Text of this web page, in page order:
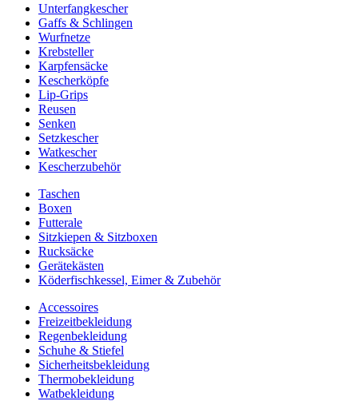
Unterfangkescher
Gaffs & Schlingen
Wurfnetze
Krebsteller
Karpfensäcke
Kescherköpfe
Lip-Grips
Reusen
Senken
Setzkescher
Watkescher
Kescherzubehör
Taschen
Boxen
Futterale
Sitzkiepen & Sitzboxen
Rucksäcke
Gerätekästen
Köderfischkessel, Eimer & Zubehör
Accessoires
Freizeitbekleidung
Regenbekleidung
Schuhe & Stiefel
Sicherheitsbekleidung
Thermobekleidung
Watbekleidung